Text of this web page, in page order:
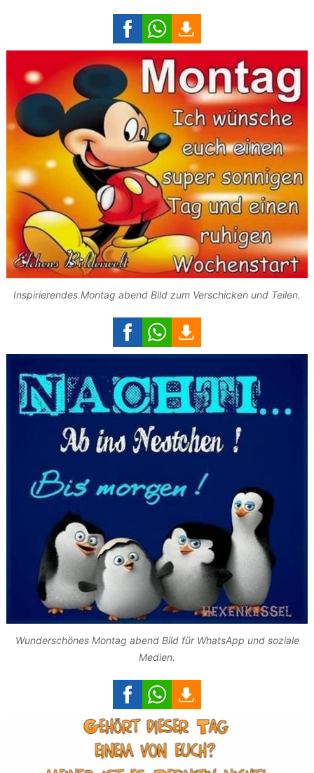
Inspirierendes Montag abend Bild zum Verschicken und Teilen.
Wunderschönes Montag abend Bild für WhatsApp und soziale
Medien.